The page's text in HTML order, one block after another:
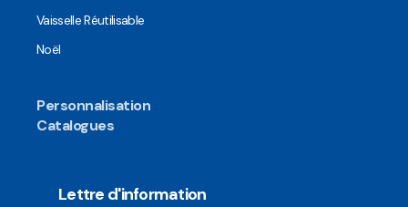
Vaisselle Réutilisable
Noël
Personnalisation
Catalogues
Lettre d'information